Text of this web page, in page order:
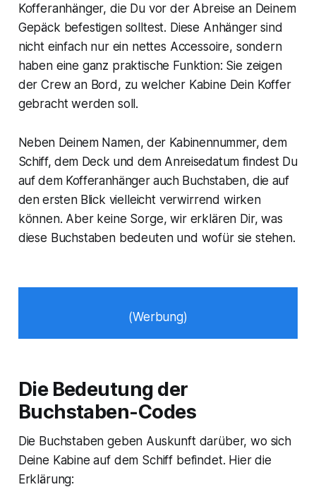
Kofferanhänger, die Du vor der Abreise an Deinem
Gepäck befestigen solltest. Diese Anhänger sind
nicht einfach nur ein nettes Accessoire, sondern
haben eine ganz praktische Funktion: Sie zeigen
der Crew an Bord, zu welcher Kabine Dein Koffer
gebracht werden soll.
Neben Deinem Namen, der Kabinennummer, dem
Schiff, dem Deck und dem Anreisedatum findest Du
auf dem Kofferanhänger auch Buchstaben, die auf
den ersten Blick vielleicht verwirrend wirken
können. Aber keine Sorge, wir erklären Dir, was
diese Buchstaben bedeuten und wofür sie stehen.
(Werbung)
Die Bedeutung der
Buchstaben-Codes
Die Buchstaben geben Auskunft darüber, wo sich
Deine Kabine auf dem Schiff befindet. Hier die
Erklärung: